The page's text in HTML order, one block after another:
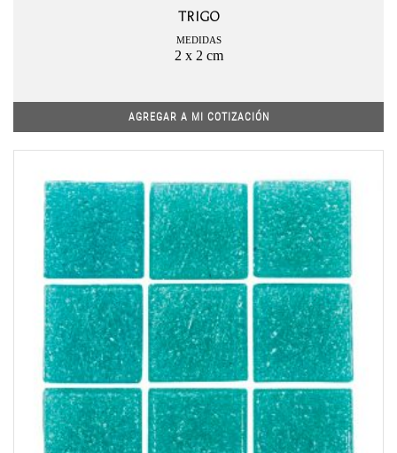
TRIGO
MEDIDAS
2 x 2 cm
AGREGAR A MI COTIZACIÓN